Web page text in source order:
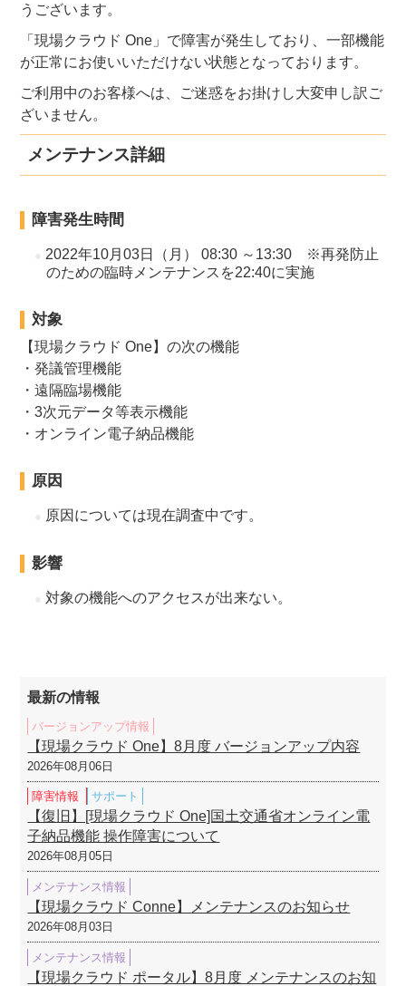
うございます。
「現場クラウド One」で障害が発生しており、一部機能
が正常にお使いいただけない状態となっております。
ご利用中のお客様へは、ご迷惑をお掛けし大変申し訳ご
ざいません。
メンテナンス詳細
障害発生時間
2022年10月03日（月） 08:30 ～13:30 ※再発防止
のための臨時メンテナンスを22:40に実施
対象
【現場クラウド One】の次の機能
・発議管理機能
・遠隔臨場機能
・3次元データ等表示機能
・オンライン電子納品機能
原因
原因については現在調査中です。
影響
対象の機能へのアクセスが出来ない。
最新の情報
バージョンアップ情報
【現場クラウド One】8月度 バージョンアップ内容
2026年08月06日
障害情報 サポート
【復旧】[現場クラウド One]国土交通省オンライン電
子納品機能 操作障害について
2026年08月05日
メンテナンス情報
【現場クラウド Conne】メンテナンスのお知らせ
2026年08月03日
メンテナンス情報
【現場クラウド ポータル】8月度 メンテナンスのお知